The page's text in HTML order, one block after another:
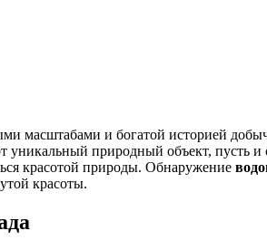
уникальный природный объект, пусть
красотой природы. Обнаружение
красоты.